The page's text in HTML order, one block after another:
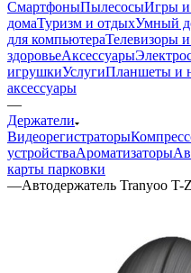
СмартфоныПылесосыИгры и
домаТуризм и отдыхУмный
для компьютераТелевизоры
здоровьеАксессуары
игрушкиУслугиПланшеты и
аксессуары
—
Держатели
Видеорегистраторы
устройстваАроматизаторы
карты парковки
—Автодержатель Tranyoo